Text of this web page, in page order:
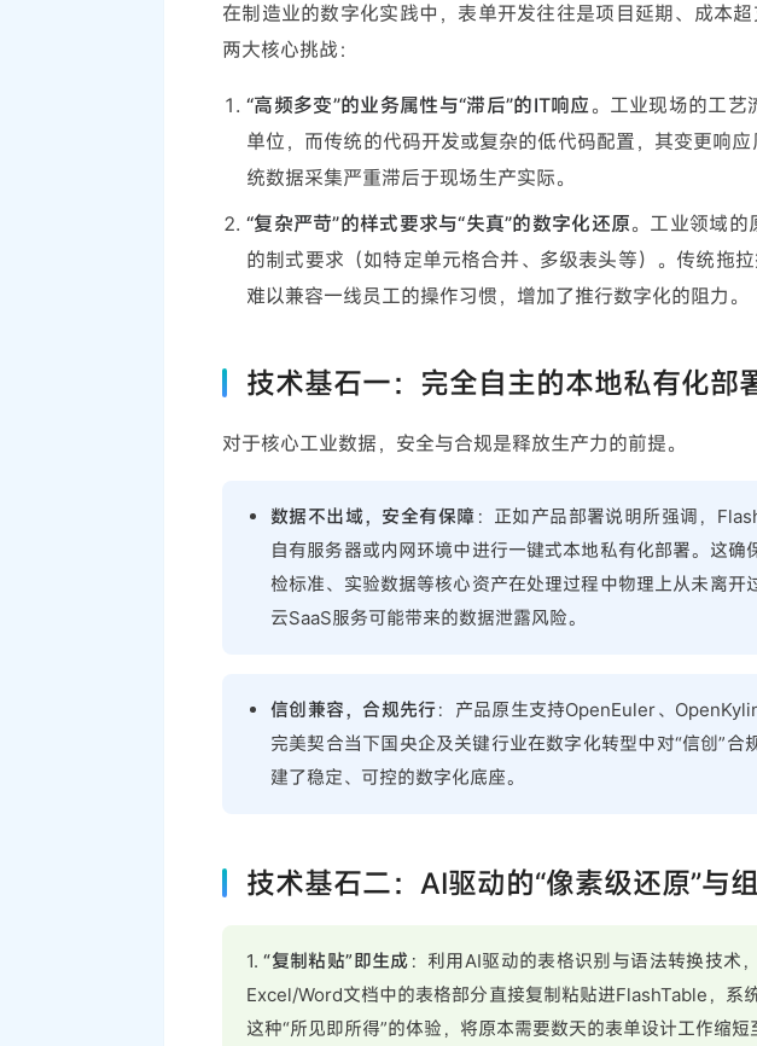
在制造业的数字化实践中，表单开发往往是项目延期、成本
两大核心挑战：
“高频多变”的业务属性与“滞后”的IT响应。工业现场的工艺
单位，而传统的代码开发或复杂的低代码配置，其变更响
统数据采集严重滞后于现场生产实际。
“复杂严苛”的样式要求与“失真”的数字化还原。工业领域的
的制式要求（如特定单元格合并、多级表头等）。传统拖拉
难以兼容一线员工的操作习惯，增加了推行数字化的阻力。
技术基石一：完全自主的本地私有化部
对于核心工业数据，安全与合规是释放生产力的前提。
数据不出域，安全有保障 ：正如产品部署说明所强调，
自有服务器或内网环境中进行一键式本地私有化部署。这确
检标准、实验数据等核心资产在处理过程中物理上从未离开
云SaaS服务可能带来的数据泄露风险。
信创兼容，合规先行：产品原生支持OpenEuler、
完美契合当下国央企及关键行业在数字化转型中对“信创”合
建了稳定、可控的数字化底座。
技术基石二：AI驱动的“像素级还原”与
1.“复制粘贴”即生成 ：利用AI驱动的表格识别与语法转换技术
Excel/Word文档中的表格部分直接复制粘贴进FlashTable，系
这种“所见即所得”的体验，将原本需要数天的表单设计工作缩短